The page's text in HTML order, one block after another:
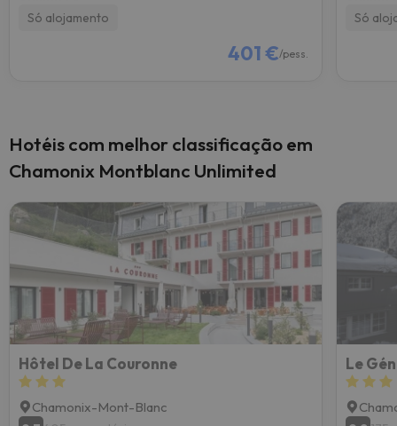
Só alojamento
401 €/pess.
Só
Hotéis com melhor classificação em
Chamonix Montblanc Unlimited
Hôtel De La Couronne
Chamonix-Mont-Blanc
Le